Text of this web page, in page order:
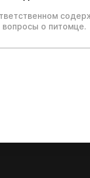
вопросы о питомце.